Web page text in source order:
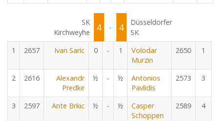
SK
Kirchweyhe
4 - 4
Düsseldorfer
SK
1
2657 Ivan Saric 0 - 1
Volodar
Murzin
2650 1
2 2616
Alexandr
Predke
½ - ½
Antonios
Pavlidis
2573 3
3 2597 Ante Brkic ½ - ½
Casper
Schoppen
2589 4